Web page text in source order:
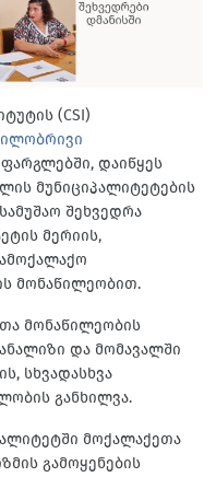
(CSI)
ფარგლებში, დაიწყეს
მუნიციპალიტეტების
შეხვედრა
მერიის,
მონაწილეობით.
მონაწილეობის
და მომავალში
სხვადასხვა
განხილვა.
მოქალაქეთა
გამოყენების